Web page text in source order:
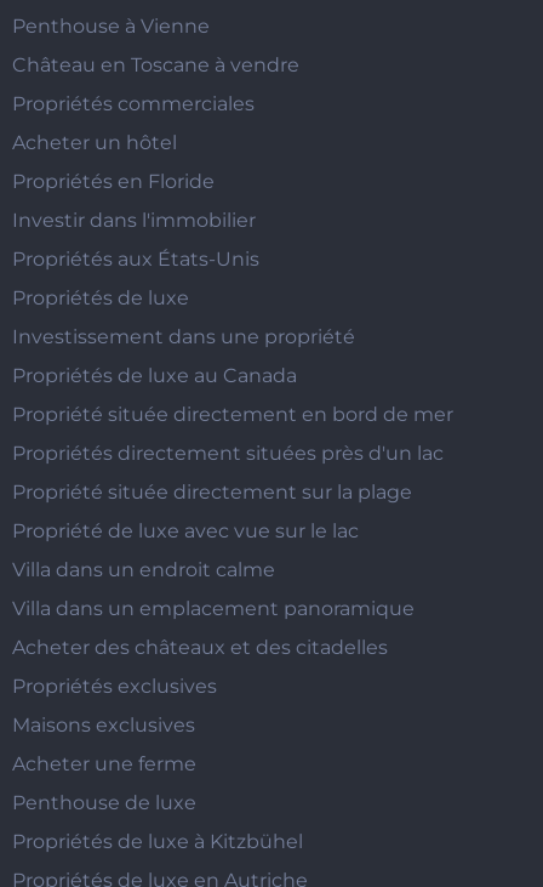
Penthouse à Vienne
Château en Toscane à vendre
Propriétés commerciales
Acheter un hôtel
Propriétés en Floride
Investir dans l'immobilier
Propriétés aux États-Unis
Propriétés de luxe
Investissement dans une propriété
Propriétés de luxe au Canada
Propriété située directement en bord de mer
Propriétés directement situées près d'un lac
Propriété située directement sur la plage
Propriété de luxe avec vue sur le lac
Villa dans un endroit calme
Villa dans un emplacement panoramique
Acheter des châteaux et des citadelles
Propriétés exclusives
Maisons exclusives
Acheter une ferme
Penthouse de luxe
Propriétés de luxe à Kitzbühel
Propriétés de luxe en Autriche